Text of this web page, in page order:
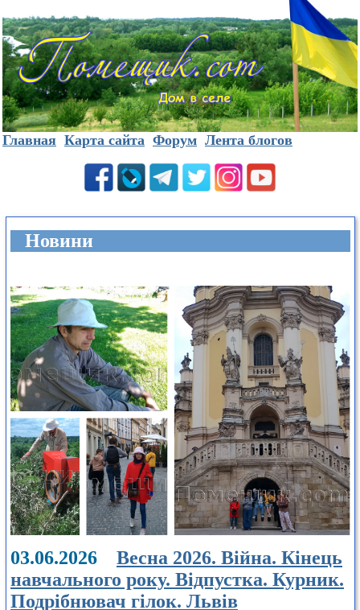
Главная Карта сайта Форум Лента блогов
Новини
03.06.2026 Весна 2026. Війна. Кінець
навчального року. Відпустка. Курник.
Подрібнювач гілок. Львів